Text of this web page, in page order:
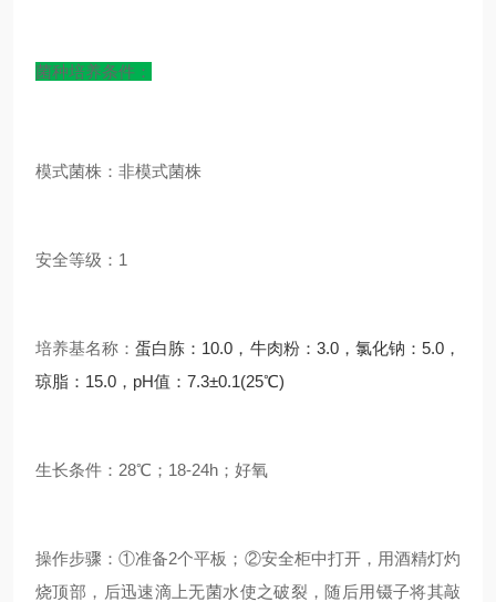
菌种培养条件：
模式菌株：非模式菌株
安全等级：1
培养基名称：蛋白胨：10.0，牛肉粉：3.0，氯化钠：5.0，
琼脂：15.0，pH值：7.3±0.1(25℃)
生长条件：28℃；18-24h；好氧
操作步骤：①准备2个平板；②安全柜中打开，用酒精灯灼
烧顶部，后迅速滴上无菌水使之破裂，随后用镊子将其敲